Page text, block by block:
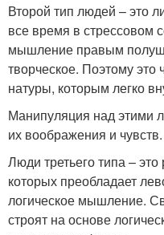
Второй тип людей – это
все время в стрессовом
мышление правым
творческое. Поэтому
натуры, которым легко
Манипуляция над этими
их воображения и чувств.
Люди третьего типа –
которых преобладает
логическое мышление.
строят на основе